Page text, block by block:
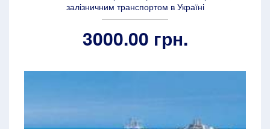
залізничним транспортом в Україні
3000.00 грн.